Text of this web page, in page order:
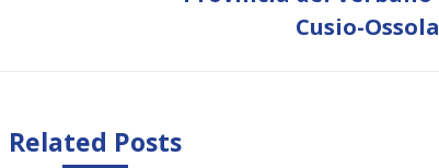
Cusio-Ossola
Related Posts